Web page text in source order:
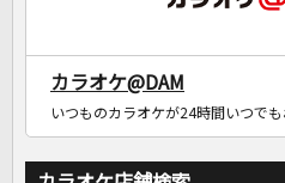
カラオケ@DAM
いつものカラオケが24時間いつでも